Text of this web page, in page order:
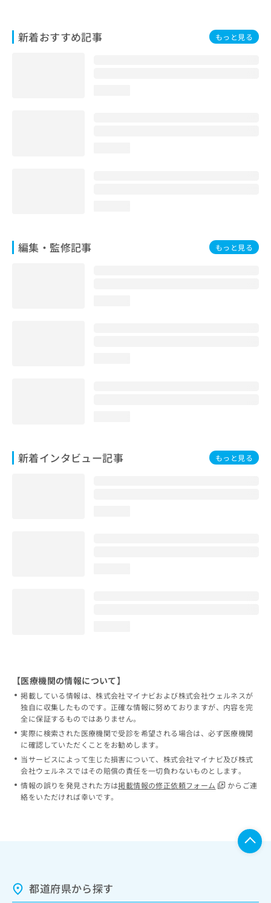
新着おすすめ記事 もっと見る
編集・監修記事 もっと見る
新着インタビュー記事 もっと見る
い
合
【医療機関の情報について】
掲載している情報は、株式会社マイナビおよび株式会社ウェルネスが
独自に収集したものです。正確な情報に努めておりますが、内容を完
全に保証するものではありません。
実際に検索された医療機関で受診を希望される場合は、必ず医療機関
に確認していただくことをお勧めします。
当サービスによって生じた損害について、株式会社マイナビ及び株式
会社ウェルネスではその賠償の責任を一切負わないものとします。
情報の誤りを発見された方は掲載情報の修正依頼フォーム
からご連
絡をいただければ幸いです。
都道府県から探す